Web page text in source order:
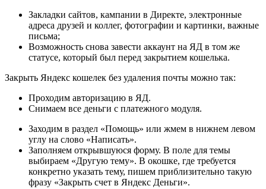
Закладки сайтов, кампании в Директе, электронные
адреса друзей и коллег, фотографии и картинки, важные
письма;
Возможность снова завести аккаунт на ЯД в том же
статусе, который был перед закрытием кошелька.
Закрыть Яндекс кошелек без удаления почты можно так:
Проходим авторизацию в ЯД.
Снимаем все деньги с платежного модуля.
Заходим в раздел «Помощь» или жмем в нижнем левом
углу на слово «Написать».
Заполняем открывшуюся форму. В поле для темы
выбираем «Другую тему». В окошке, где требуется
конкретно указать тему, пишем приблизительно такую
фразу «Закрыть счет в Яндекс Деньги».